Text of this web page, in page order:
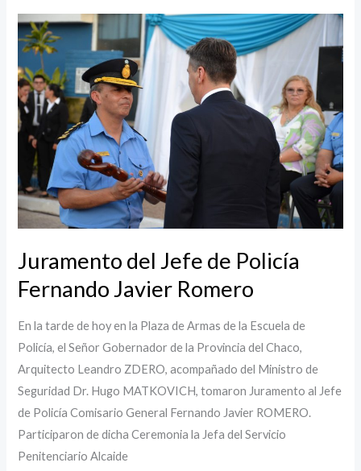
Juramento del Jefe de Policía
Fernando Javier Romero
En la tarde de hoy en la Plaza de Armas de la Escuela de
Policía, el Señor Gobernador de la Provincia del Chaco,
Arquitecto Leandro ZDERO, acompañado del Ministro de
Seguridad Dr. Hugo MATKOVICH, tomaron Juramento al Jefe
de Policía Comisario General Fernando Javier ROMERO.
Participaron de dicha Ceremonia la Jefa del Servicio
Penitenciario Alcaide
Juramento
del
Jefe
de
Policía
Fernando
Javier
Romero